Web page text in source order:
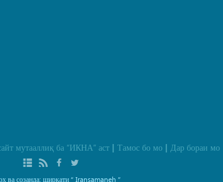
мутааллиқ ба “ИКНА”аст Тамос бо мо Дар бораи мо
ва созанда: ширкати“ Iransamaneh ”